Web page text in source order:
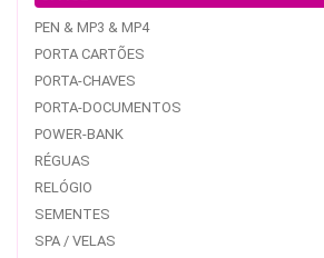
PEN & MP3 & MP4
PORTA CARTÕES
PORTA-CHAVES
PORTA-DOCUMENTOS
POWER-BANK
RÉGUAS
RELÓGIO
SEMENTES
SPA / VELAS